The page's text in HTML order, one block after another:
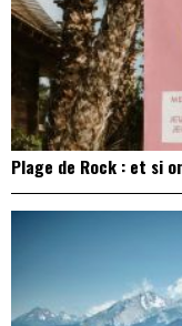
Plage de Rock : et si